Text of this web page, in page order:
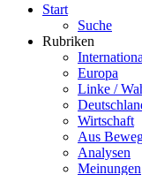
Start
Suche
Rubriken
Europa
Linke /
Wirtschaft
Aus
Analysen
Meinungen